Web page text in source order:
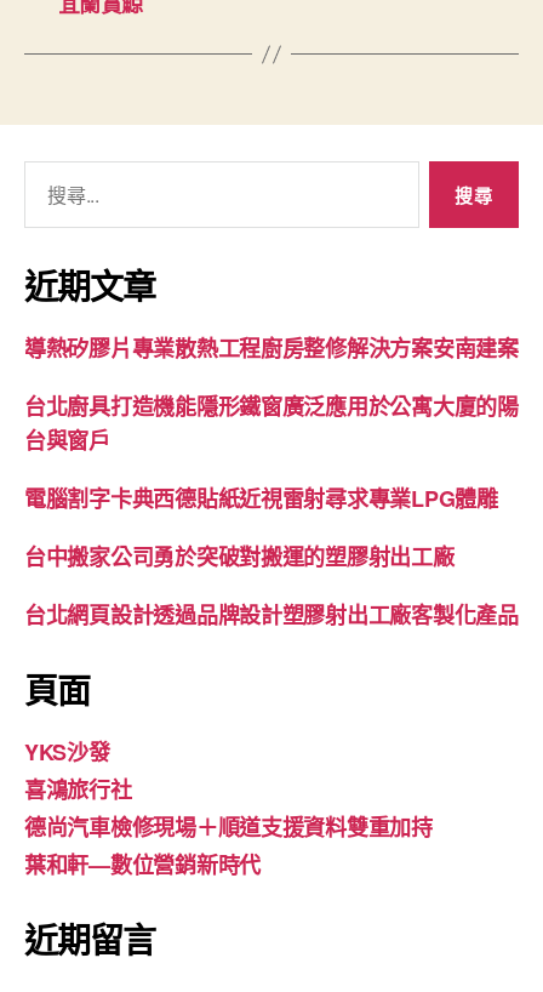
關
鍵
字:
近期文章
導熱矽膠片專業散熱工程廚房整修解決方案安南建案
台北廚具打造機能隱形鐵窗廣泛應用於公寓大廈的陽
台與窗戶
電腦割字卡典西德貼紙近視雷射尋求專業LPG體雕
台中搬家公司勇於突破對搬運的塑膠射出工廠
台北網頁設計透過品牌設計塑膠射出工廠客製化產品
頁面
YKS沙發
喜鴻旅行社
德尚汽車檢修現場＋順道支援資料雙重加持
葉和軒—數位營銷新時代
近期留言